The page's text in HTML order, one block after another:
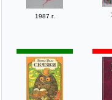
1987 г.